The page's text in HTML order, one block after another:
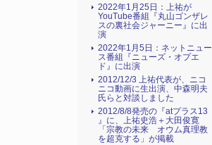
2022年1月25日：上祐が
YouTube番組『丸山ゴンザレ
スの裏社会ジャーニー』に出
演
2022年1月5日：ネットニュー
ス番組『ニューズ・オプエ
ド』に出演
2012/12/3 上祐代表が、ニコ
ニコ動画に生出演、中森明夫
氏らと対談しました
2012/8/8発売の『atプラス13
』に、上祐史浩＋大田俊寛
「宗教の未来 オウム真理教
を超克する」が掲載